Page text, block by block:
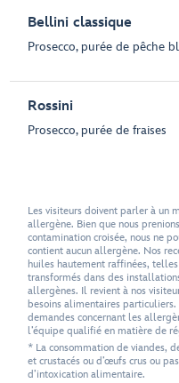
Bellini classique
Prosecco, purée de pêche
Rossini
Prosecco, purée de fraises
Les visiteurs doivent parler à un
allergène. Bien que nous
contamination croisée, nous ne
contient aucun allergène. Nos
huiles hautement raffinées,
transformés dans des
allergènes. Il revient à nos
besoins alimentaires
demandes concernant les
l’équipe qualifié en matière de
* La consommation de viandes,
et crustacés ou d’œufs crus ou
d’intoxication alimentaire.